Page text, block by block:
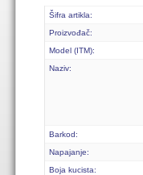
Šifra artikla:
Proizvođač:
Model (ITM):
Naziv:
Barkod:
Napajanje:
Boja kucista: